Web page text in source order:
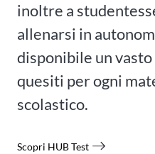
inoltre a
allenarsi in
disponibile un
quesiti per ogni
scolastico.
Scopri HUB Test